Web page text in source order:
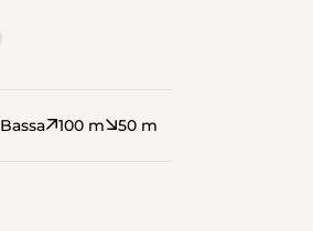
Bassa 100 m 50 m